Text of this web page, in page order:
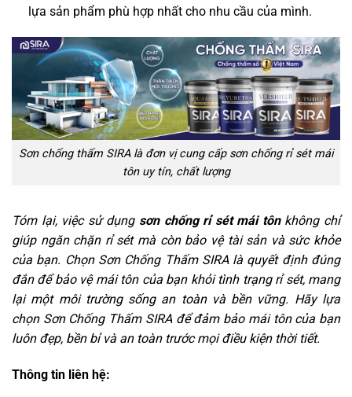
lựa sản phẩm phù hợp nhất cho nhu cầu của mình.
Sơn chống thấm SIRA là đơn vị cung cấp sơn chống rỉ sét mái
tôn uy tín, chất lượng
Tóm lại, việc sử dụng sơn chống rỉ sét mái tôn không chỉ
giúp ngăn chặn rỉ sét mà còn bảo vệ tài sản và sức khỏe
của bạn. Chọn Sơn Chống Thấm SIRA là quyết định đúng
đắn để bảo vệ mái tôn của bạn khỏi tình trạng rỉ sét, mang
lại một môi trường sống an toàn và bền vững. Hãy lựa
chọn Sơn Chống Thấm SIRA để đảm bảo mái tôn của bạn
luôn đẹp, bền bỉ và an toàn trước mọi điều kiện thời tiết.
Thông tin liên hệ: